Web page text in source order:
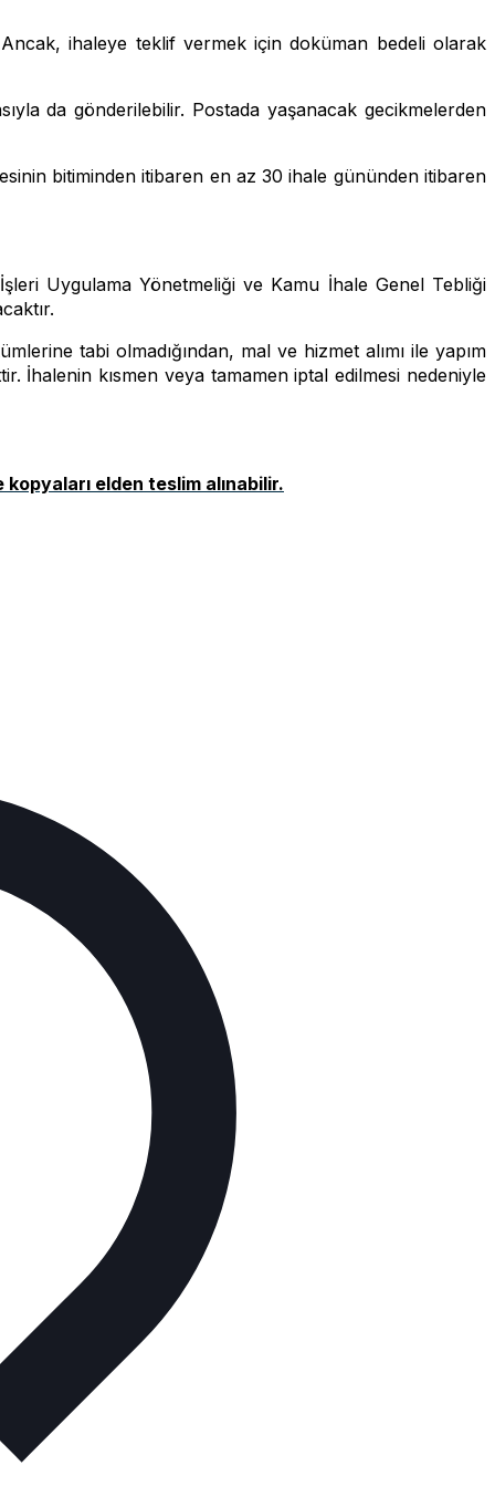
ihaleye teklif vermek için doküman bedeli olarak
da gönderilebilir. Postada yaşanacak gecikmelerden
bitiminden itibaren en az 30 ihale gününden itibaren
Uygulama Yönetmeliği ve Kamu İhale Genel Tebliği
tabi olmadığından, mal ve hizmet alımı ile yapım
İhalenin kısmen veya tamamen iptal edilmesi nedeniyle
elden teslim alınabilir.